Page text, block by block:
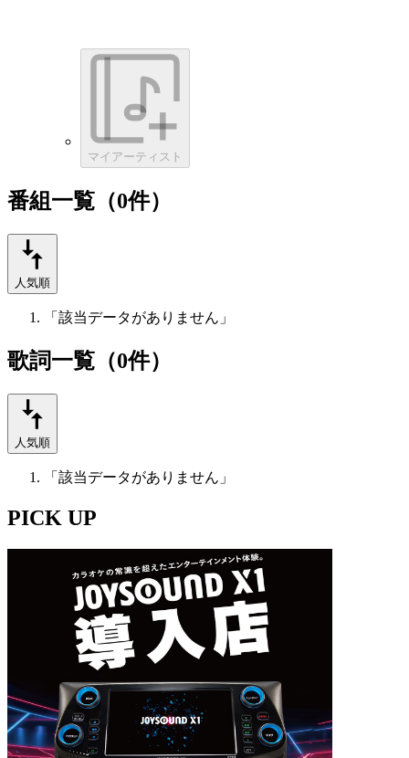
マイアーティスト
番組一覧（0件）
人気順
「該当データがありません」
歌詞一覧（0件）
人気順
「該当データがありません」
PICK UP